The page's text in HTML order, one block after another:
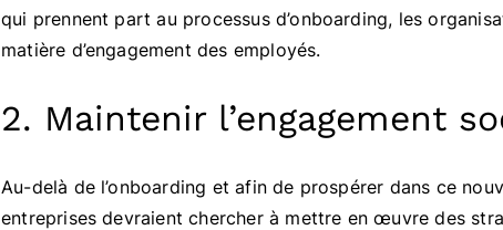
qui prennent part au processus d’onboarding, les
matière d’engagement des employés.
2. Maintenir l’engagement
Au-delà de l’onboarding et afin de prospérer dans ce
entreprises devraient chercher à mettre en œuvre des